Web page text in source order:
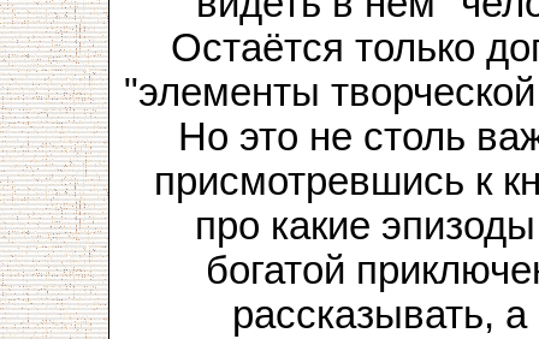
Остаётся только
"элементы
Но это не столь
присмотревшись к
про какие
богатой
рассказывать,